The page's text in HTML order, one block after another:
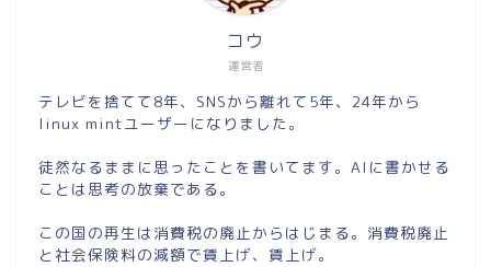
運営者
コウ
テレビを捨てて8年、SNSから離れて5年、24年から
linux mintユーザーになりました。
徒然なるままに思ったことを書いてます。AIに書かせる
ことは思考の放棄である。
この国の再生は消費税の廃止からはじまる。消費税廃止
と社会保険料の減額で賃上げ、賃上げ。